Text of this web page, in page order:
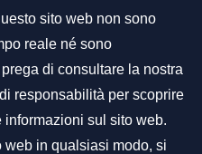
sito web non sono
reale né sono
di consultare la nostra
responsabilità per scoprire
sul sito web.
web in qualsiasi modo, si